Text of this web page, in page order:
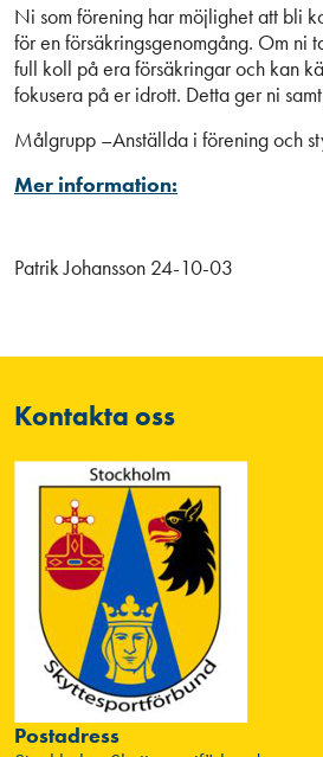
Ni som förening har möjlighet att bli
för en försäkringsgenomgång. Om ni
full koll på era försäkringar och kan
fokusera på er idrott. Detta ger ni
Målgrupp –Anställda i förening och
Mer information:
Patrik Johansson 24-10-03
Kontakta oss
Postadress